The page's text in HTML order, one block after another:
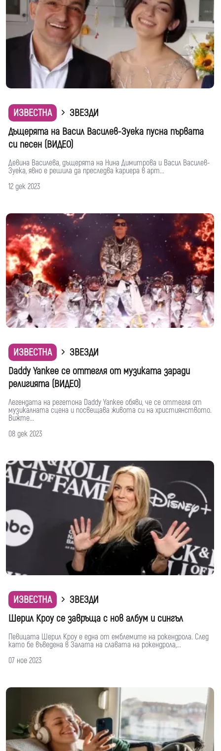
ИЗВЕСТНА
ЗВЕЗДИ
Дъщерята на Васил Василев-Зуека пусна първата
си песен (ВИДЕО)
Девина Василева, дъщерята на Нина Димитрова и Васил Василев-
Зуека, явно е решила да преследва кариера в арт...
12 дек 2023
ИЗВЕСТНА
ЗВЕЗДИ
Daddy Yankee се оттегля от музиката заради
религията (ВИДЕО)
Легендата на регетона Daddy Yankee обяви, че се оттегля от
музикалната сцена и посвещава живота си на християнството.
Вижте...
08 дек 2023
ИЗВЕСТНА
ЗВЕЗДИ
Шерил Кроу се завръща с нов албум и сингъл
Певицата Шерил Кроу е една от емблемите на рокендрола. След
като бе въведена в Залата на славата на рокендрола,...
07 ное 2023